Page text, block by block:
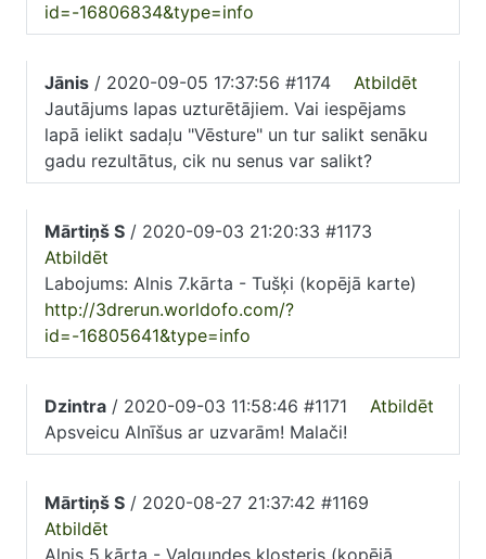
id=-16806834&type=info
Jānis / 2020-09-05 17:37:56 #1174
Atbildēt
Jautājums lapas uzturētājiem. Vai iespējams
lapā ielikt sadaļu "Vēsture" un tur salikt senāku
gadu rezultātus, cik nu senus var salikt?
Mārtiņš S / 2020-09-03 21:20:33 #1173
Atbildēt
Labojums: Alnis 7.kārta - Tušķi (kopējā karte)
http://3drerun.worldofo.com/?
id=-16805641&type=info
Dzintra / 2020-09-03 11:58:46 #1171
Atbildēt
Apsveicu Alnīšus ar uzvarām! Malači!
Mārtiņš S / 2020-08-27 21:37:42 #1169
Atbildēt
Alnis 5.kārta - Valgundes klosteris (kopējā